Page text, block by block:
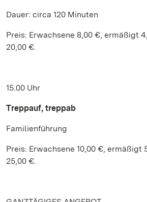
Dauer: circa 120 Minuten
Preis: Erwachsene 8,00 €, ermäßigt
20,00 €.
15.00 Uhr
Treppauf, treppab
Familienführung
Preis: Erwachsene 10,00 €, ermäßigt
25,00 €.